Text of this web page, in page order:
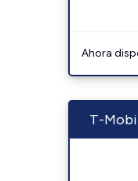
Ahora
T-